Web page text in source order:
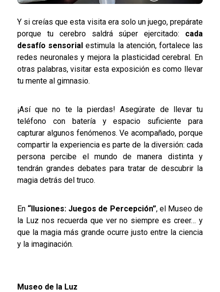
Y si creías que esta visita era solo un juego, prepárate
porque tu cerebro saldrá súper ejercitado: cada
desafío sensorial estimula la atención, fortalece las
redes neuronales y mejora la plasticidad cerebral. En
otras palabras, visitar esta exposición es como llevar
tu mente al gimnasio.
¡Así que no te la pierdas! Asegúrate de llevar tu
teléfono con batería y espacio suficiente para
capturar algunos fenómenos. Ve acompañado, porque
compartir la experiencia es parte de la diversión: cada
persona percibe el mundo de manera distinta y
tendrán grandes debates para tratar de descubrir la
magia detrás del truco.
En “Ilusiones: Juegos de Percepción”, el Museo de
la Luz nos recuerda que ver no siempre es creer… y
que la magia más grande ocurre justo entre la ciencia
y la imaginación.
Museo de la Luz